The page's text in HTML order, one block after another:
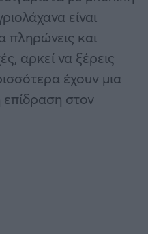
είναι
πληρώνεις και
αρκεί να ξέρεις
έχουν μια
επίδραση στον